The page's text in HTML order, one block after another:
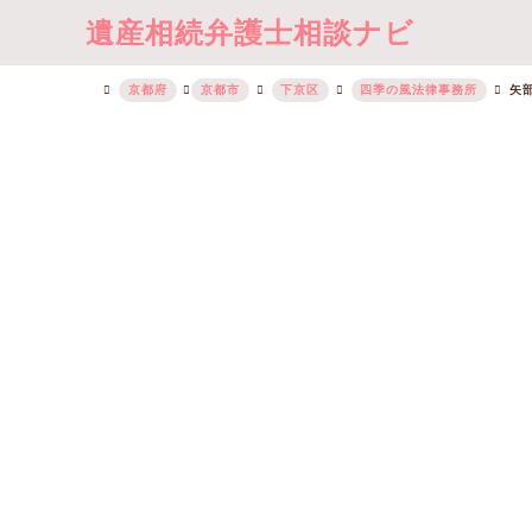
遺産相続弁護士相談ナビ
京都府 京都市 下京区 四季の風法律事務所 矢